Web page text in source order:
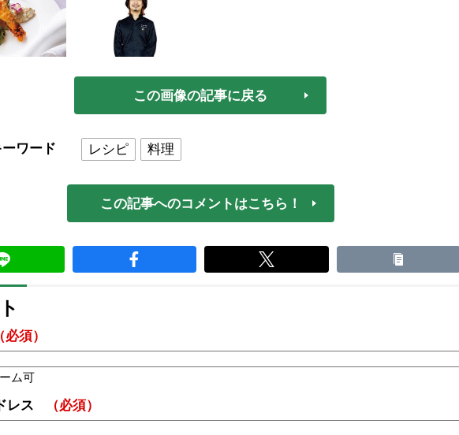
この画像の記事に戻る
ワード レシピ 料理
この記事へのコメントはこちら！
（必須）
ム可
レス （必須）